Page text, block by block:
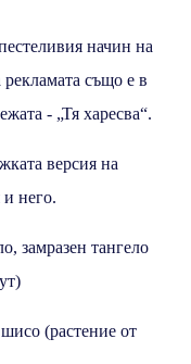
начин на
рекламата също е в
- „Тя харесва“.
версия на
и него.
замразен тангело
(растение от